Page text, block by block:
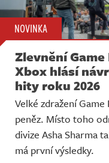
NOVINKA
Zlevnění
Xbox hlásí
hity roku 2026
Velké zdražení
peněz. Místo toho
divize Asha Sharma
má první výsledky.